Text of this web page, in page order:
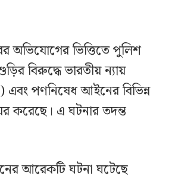
অভিযোগের ভিত্তিতে পুলিশ
বিরুদ্ধে ভারতীয় ন্যায়
এবং পণনিষেধ আইনের বিভিন্ন
করেছে। এ ঘটনার তদন্ত
আরেকটি ঘটনা ঘটেছে